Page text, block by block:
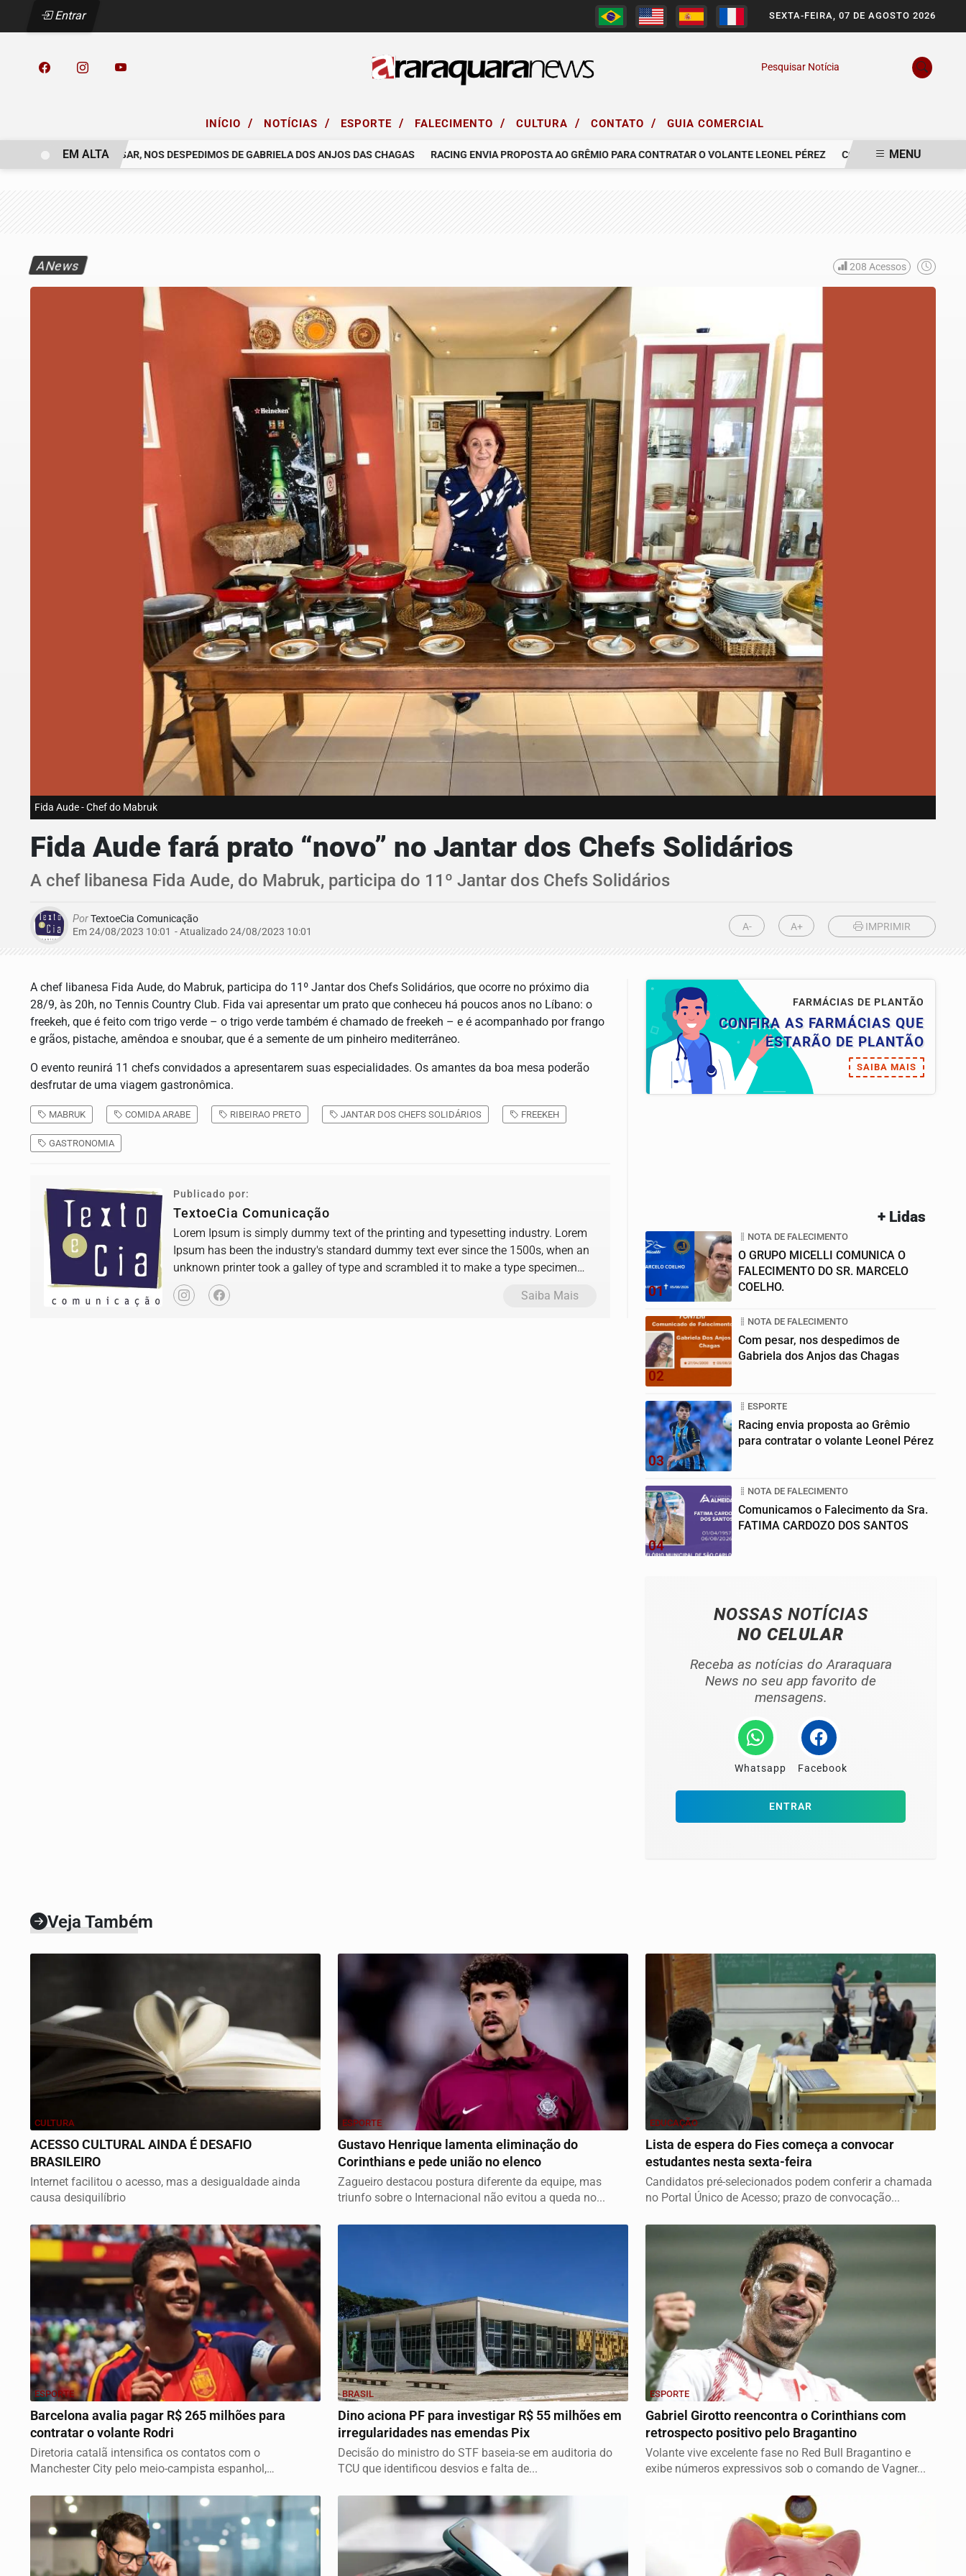
Entrar SEXTA-FEIRA, 07 DE AGOSTO 2026
Pesquisar Notícia
INÍCIO / NOTÍCIAS / ESPORTE / FALECIMENTO / CULTURA / CONTATO / GUIA COMERCIAL
COM PESAR, NOS DESPEDIMOS DE GABRIELA DOS ANJOS DAS CHAGAS RACING ENVIA PROPOSTA AO GRÊMIO PARA CONTRATAR O VOLANTE LEONEL PÉREZ COMUNICAMOS O
EM ALTA MENU
ANews 208 Acessos
Fida Aude - Chef do Mabruk
Fida Aude fará prato “novo” no Jantar dos Chefs Solidários
A chef libanesa Fida Aude, do Mabruk, participa do 11º Jantar dos Chefs Solidários
PorTextoeCia Comunicação
Em 24/08/2023 10:01 - Atualizado24/08/2023 10:01 A- A+ IMPRIMIR
A chef libanesa Fida Aude, do Mabruk, participa do 11º Jantar dos Chefs Solidários, que ocorre no próximo dia
28/9, às 20h, no Tennis Country Club. Fida vai apresentar um prato que conheceu há poucos anos no Líbano: o
freekeh, que é feito com trigo verde – o trigo verde também é chamado de freekeh – e é acompanhado por frango
e grãos, pistache, amêndoa e snoubar, que é a semente de um pinheiro mediterrâneo.
O evento reunirá 11 chefs convidados a apresentarem suas especialidades. Os amantes da boa mesa poderão
desfrutar de uma viagem gastronômica.
MABRUK COMIDA ARABE RIBEIRAO PRETO JANTAR DOS CHEFS SOLIDÁRIOS FREEKEH
GASTRONOMIA
Publicado por:
TextoeCia Comunicação
Lorem Ipsum is simply dummy text of the printing and typesetting industry. Lorem
Ipsum has been the industry's standard dummy text ever since the 1500s, when an
unknown printer took a galley of type and scrambled it to make a type specimen
book.
Saiba Mais
FARMÁCIAS DE PLANTÃO
CONFIRA AS FARMÁCIAS QUE
ESTARÃO DE PLANTÃO
SAIBA MAIS
+ Lidas
01
NOTA DE FALECIMENTO
O GRUPO MICELLI COMUNICA O
FALECIMENTO DO SR. MARCELO
COELHO.
02
NOTA DE FALECIMENTO
Com pesar, nos despedimos de
Gabriela dos Anjos das Chagas
03
ESPORTE
Racing envia proposta ao Grêmio
para contratar o volante Leonel Pérez
04
NOTA DE FALECIMENTO
Comunicamos o Falecimento da Sra.
FATIMA CARDOZO DOS SANTOS
NOSSAS NOTÍCIAS
NO CELULAR
Receba as notícias do Araraquara
News no seu app favorito de
mensagens.
Whatsapp Facebook
ENTRAR
Veja Também
CULTURA
ACESSO CULTURAL AINDA É DESAFIO
BRASILEIRO
Internet facilitou o acesso, mas a desigualdade ainda
causa desiquilíbrio
ESPORTE
Gustavo Henrique lamenta eliminação do
Corinthians e pede união no elenco
Zagueiro destacou postura diferente da equipe, mas
triunfo sobre o Internacional não evitou a queda no...
EDUCAÇÃO
Lista de espera do Fies começa a convocar
estudantes nesta sexta-feira
Candidatos pré-selecionados podem conferir a chamada
no Portal Único de Acesso; prazo de convocação...
ESPORTE
Barcelona avalia pagar R$ 265 milhões para
contratar o volante Rodri
Diretoria catalã intensifica os contatos com o
Manchester City pelo meio-campista espanhol,
BRASIL
Dino aciona PF para investigar R$ 55 milhões em
irregularidades nas emendas Pix
Decisão do ministro do STF baseia-se em auditoria do
TCU que identificou desvios e falta de...
ESPORTE
Gabriel Girotto reencontra o Corinthians com
retrospecto positivo pelo Bragantino
Volante vive excelente fase no Red Bull Bragantino e
exibe números expressivos sob o comando de Vagner...